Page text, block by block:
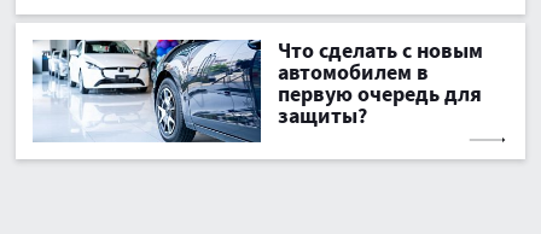
Что сделать с новым
автомобилем в
первую очередь для
защиты?